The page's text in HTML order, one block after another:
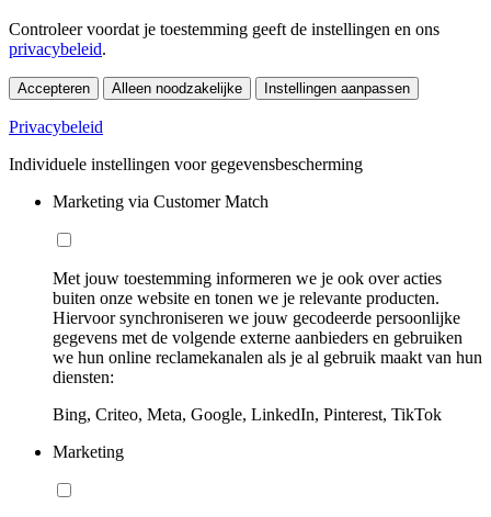
Controleer voordat je toestemming geeft de instellingen en ons
privacybeleid.
Accepteren Alleen noodzakelijke Instellingen aanpassen
Privacybeleid
Individuele instellingen voor gegevensbescherming
Marketing via Customer Match
Met jouw toestemming informeren we je ook over acties
buiten onze website en tonen we je relevante producten.
Hiervoor synchroniseren we jouw gecodeerde persoonlijke
gegevens met de volgende externe aanbieders en gebruiken
we hun online reclamekanalen als je al gebruik maakt van hun
diensten:
Bing, Criteo, Meta, Google, LinkedIn, Pinterest, TikTok
Marketing